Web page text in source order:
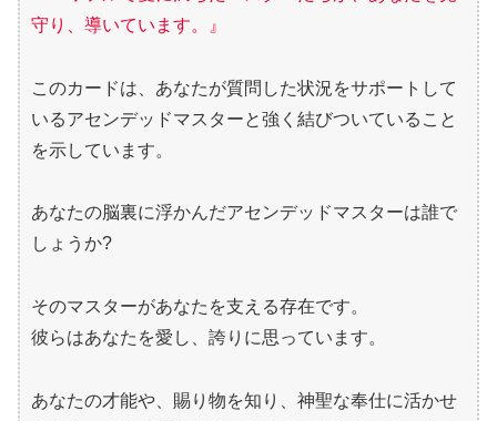
守り、導いています。』
このカードは、あなたが質問した状況をサポートして
いるアセンデッドマスターと強く結びついていること
を示しています。
あなたの脳裏に浮かんだアセンデッドマスターは誰で
しょうか?
そのマスターがあなたを支える存在です。
彼らはあなたを愛し、誇りに思っています。
あなたの才能や、賜り物を知り、神聖な奉仕に活かせ